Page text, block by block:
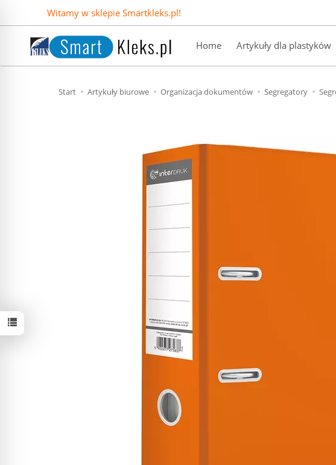
Witamy w sklepie Smartkleks.pl!
Home Artykuły dla plastyków
Start Artykuły biurowe Organizacja dokumentów Segregatory